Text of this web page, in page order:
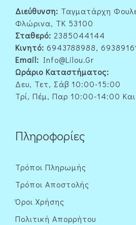
Διεύθυνση: Ταγματάρχη
Φλώρινα, ΤΚ 53100
Σταθερό: 2385044144
Κινητό: 6943788988,
Email: Info@lilou.gr
Ωράριο Καταστήματος:
Δευ, Τετ, Σάβ 10:00-15:00
Τρί, Πέμ, Παρ 10:00-14:00
Πληροφορίες
Τρόποι Πληρωμής
Τρόποι Αποστολής
Όροι Χρήσης
Πολιτική Απορρήτου